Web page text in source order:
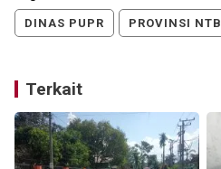
DINAS PUPR PROVINSI NTB
Terkait